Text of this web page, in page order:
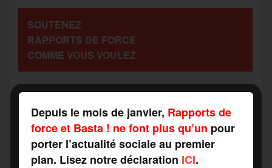
o
k
a
g
e
r
SOUTENEZ
RAPPORTS DE FORCE
COMME VOUS VOULEZ
Recevez notre newsletter par mail
Votre adresse mail*
Depuis le mois de janvier, Rapports de
force et Basta ! ne font plus qu’un pour
porter l’actualité sociale au premier
plan. Lisez notre déclaration ICI.